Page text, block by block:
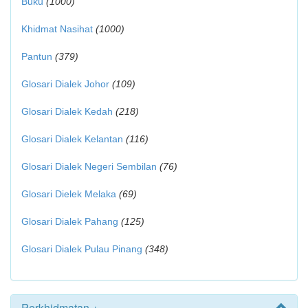
Khidmat Nasihat (1000)
Pantun (379)
Glosari Dialek Johor (109)
Glosari Dialek Kedah (218)
Glosari Dialek Kelantan (116)
Glosari Dialek Negeri Sembilan (76)
Glosari Dielek Melaka (69)
Glosari Dialek Pahang (125)
Glosari Dialek Pulau Pinang (348)